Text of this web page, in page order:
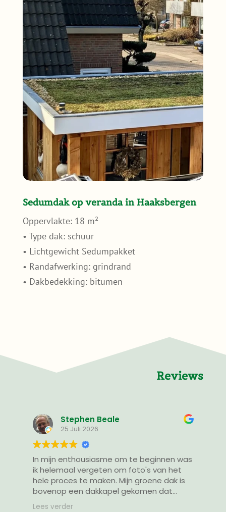
Sedumdak op veranda in Haaksbergen
Oppervlakte: 18 m²
• Type dak: schuur
• Lichtgewicht Sedumpakket
• Randafwerking: grindrand
• Dakbedekking: bitumen
Reviews
Stephen Beale
25 Juli 2026
In mijn enthousiasme om te beginnen was
ik helemaal vergeten om foto's van het
hele proces te maken. Mijn groene dak is
bovenop een dakkapel gekomen dat
toegankelijk is via een speciaal geplaatst
Lees verder